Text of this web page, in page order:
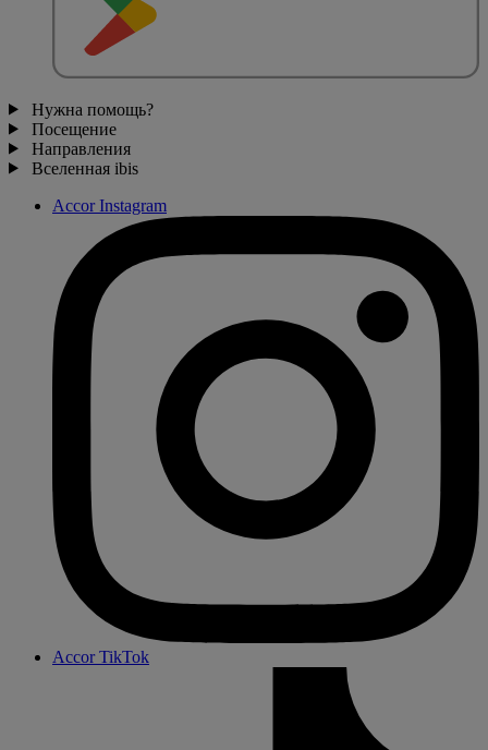
Нужна помощь?
Посещение
Направления
Вселенная ibis
Accor Instagram
Accor TikTok